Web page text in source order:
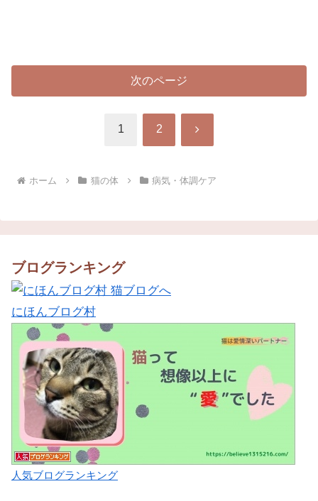
次のページ
1 2 次
ホーム 猫の体 病気・体調ケア
ブログランキング
にほんブログ村
人気ブログランキング